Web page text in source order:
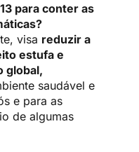
para conter as
visa reduzir a
estufa e
global,
saudável e
e para as
de algumas